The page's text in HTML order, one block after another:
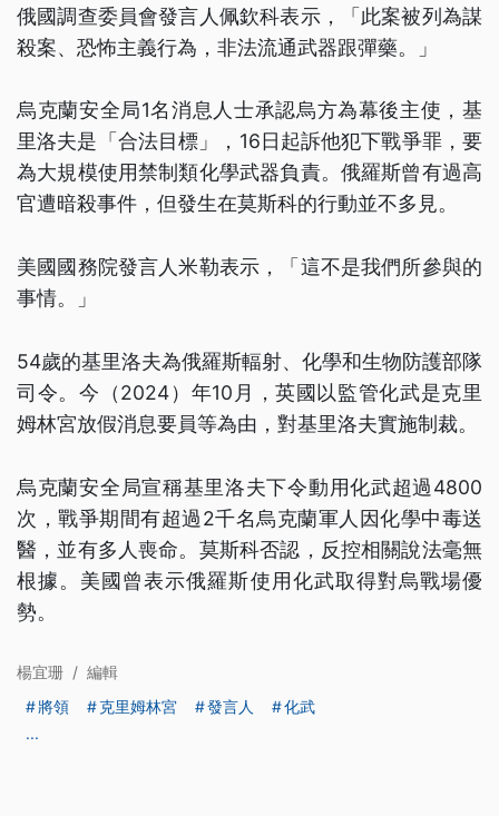
俄國調查委員會發言人佩欽科表示，「此案被列為謀
殺案、恐怖主義行為，非法流通武器跟彈藥。」
烏克蘭安全局1名消息人士承認烏方為幕後主使，基
里洛夫是「合法目標」，16日起訴他犯下戰爭罪，要
為大規模使用禁制類化學武器負責。俄羅斯曾有過高
官遭暗殺事件，但發生在莫斯科的行動並不多見。
美國國務院發言人米勒表示，「這不是我們所參與的
事情。」
54歲的基里洛夫為俄羅斯輻射、化學和生物防護部隊
司令。今（2024）年10月，英國以監管化武是克里
姆林宮放假消息要員等為由，對基里洛夫實施制裁。
烏克蘭安全局宣稱基里洛夫下令動用化武超過4800
次，戰爭期間有超過2千名烏克蘭軍人因化學中毒送
醫，並有多人喪命。莫斯科否認，反控相關說法毫無
根據。美國曾表示俄羅斯使用化武取得對烏戰場優
勢。
楊宜珊 / 編輯
將領
克里姆林宮 發言人
化武
...